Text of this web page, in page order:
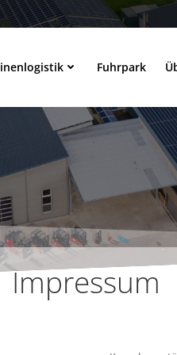
Fuhrpark
Impressum